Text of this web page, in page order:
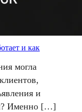
и как
могла
и
Именно […]